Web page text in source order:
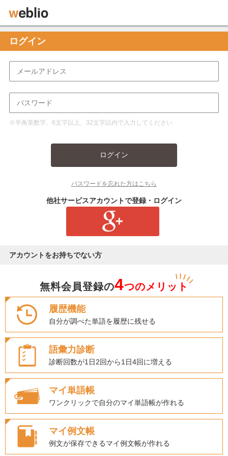
ログイン
※半角英数字、6文字以上、32文字以内で入力してください
ログイン
パスワードを忘れた方はこちら
他社サービスアカウントで登録・ログイン
アカウントをお持ちでない方
無料会員登録の4つのメリット
履歴機能
自分が調べた単語を履歴に残せる
語彙力診断
診断回数が1日2回から1日4回に増える
マイ単語帳
ワンクリックで自分のマイ単語帳が作れる
マイ例文帳
例文が保存できるマイ例文帳が作れる